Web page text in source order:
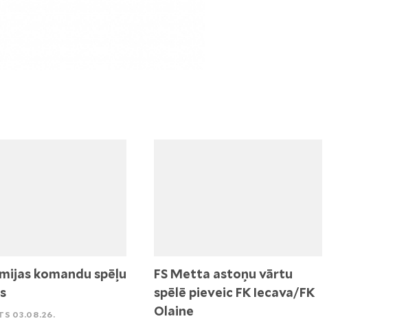
komandu spēļu
03.08.26.
FS Metta astoņu vārtu
spēlē pieveic FK Iecava/FK
Olaine